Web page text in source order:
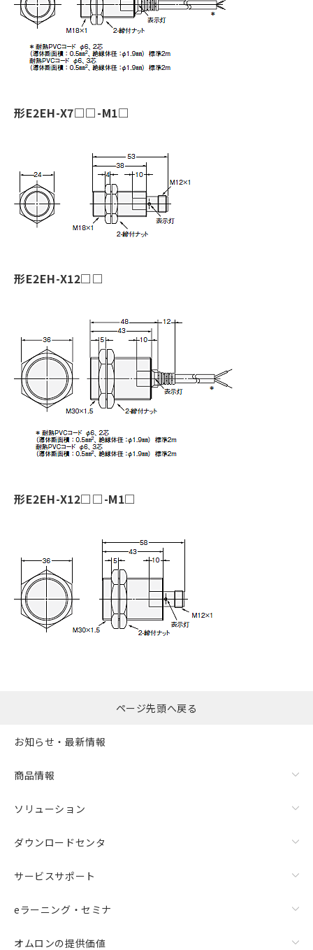
形E2EH-X7□□-M1□
形E2EH-X12□□
形E2EH-X12□□-M1□
ページ先頭へ戻る
お知らせ・最新情報
商品情報
ソリューション
ダウンロードセンタ
サービスサポート
eラーニング・セミナ
オムロンの提供価値